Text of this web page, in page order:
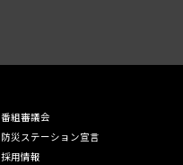
番組審議会
防災ステーション宣言
採用情報